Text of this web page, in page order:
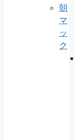
朝
マ
ッ
ク